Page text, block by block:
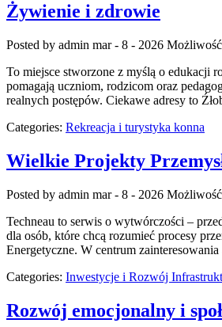
Żywienie i zdrowie
Posted by admin mar - 8 - 2026
To miejsce stworzone z myślą o edukacji
pomagają uczniom, rodzicom oraz
realnych postępów. Ciekawe adresy to
Categories: Rekreacja i turystyka konna
Wielkie Projekty
Posted by admin mar - 8 - 2026
Techneau to serwis o wytwórczości –
dla osób, które chcą rozumieć procesy
Energetyczne. W centrum
Categories: Inwestycje i Rozwój
Rozwój emocjonalny i